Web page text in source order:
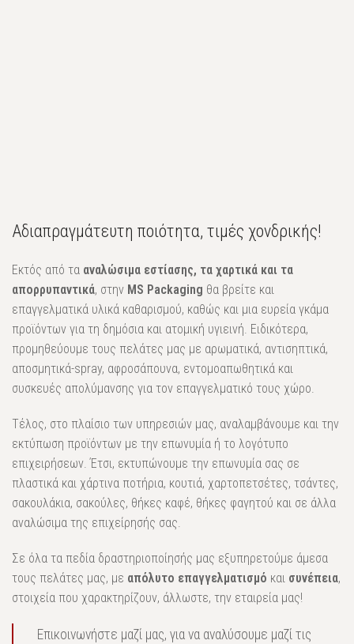
Αδιαπραγμάτευτη ποιότητα, τιμές χονδρικής!
Εκτός από τα αναλώσιμα εστίασης, τα χαρτικά και τα
απορρυπαντικά, στην MS Packaging θα βρείτε και
επαγγελματικά υλικά καθαρισμού, καθώς και μια ευρεία γκάμα
προϊόντων για τη δημόσια και ατομική υγιεινή. Ειδικότερα,
προμηθεύουμε τους πελάτες μας με αρωματικά, αντισηπτικά,
αποσμητικά-spray, αφροσάπουνα, εντομοαπωθητικά και
συσκευές απολύμανσης για τον επαγγελματικό τους χώρο.
Τέλος, στο πλαίσιο των υπηρεσιών μας, αναλαμβάνουμε και την
εκτύπωση προϊόντων με την επωνυμία ή το λογότυπο
επιχειρήσεων. Έτσι, εκτυπώνουμε την επωνυμία σας σε
πλαστικά και χάρτινα ποτήρια, κουτιά, χαρτοπετσέτες, τσάντες,
σακουλάκια, σακούλες, θήκες καφέ, θήκες φαγητού και σε άλλα
αναλώσιμα της επιχείρησής σας.
Σε όλα τα πεδία δραστηριοποίησής μας εξυπηρετούμε άμεσα
τους πελάτες μας, με απόλυτο επαγγελματισμό και συνέπεια,
στοιχεία που χαρακτηρίζουν, άλλωστε, την εταιρεία μας!
Επικοινωνήστε μαζί μας, για να αναλύσουμε μαζί τις